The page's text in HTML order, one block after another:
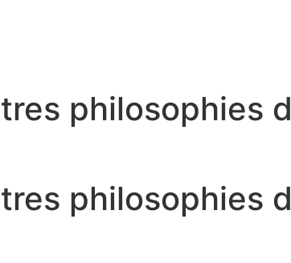
philosophies
philosophies